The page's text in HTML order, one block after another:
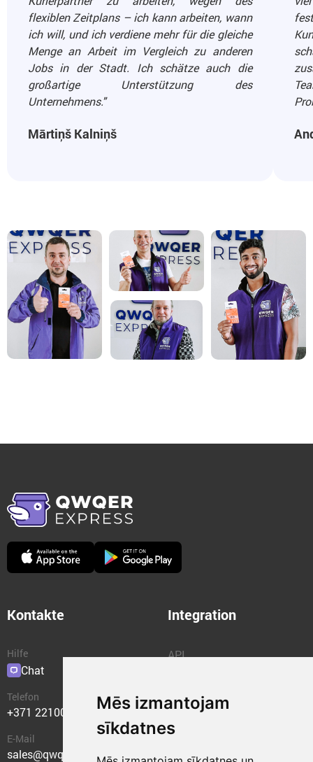
Mēs izmantojam
sīkdatnes
flexiblen Zeitplans – ich kann arbeiten, wann
ich will, und ich verdiene mehr für die gleiche
Menge an Arbeit im Vergleich zu anderen
Jobs in der Stadt. Ich schätze auch die
großartige Unterstützung des
Unternehmens."
Mārtiņš Kalniņš
Kontakte
Hilfe
Chat
Telefon
+371 22100400
E-Mail
sales@qwqer.eu
Integration
API